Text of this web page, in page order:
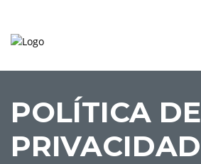
POLÍTICA DE
PRIVACIDAD